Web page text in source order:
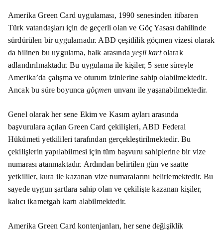
Amerika Green Card uygulaması, 1990 senesinden itibaren
Türk vatandaşları için de geçerli olan ve Göç Yasası dahilinde
sürdürülen bir uygulamadır. ABD çeşitlilik göçmen vizesi olarak
da bilinen bu uygulama, halk arasındayeşil kartolarak
adlandırılmaktadır. Bu uygulama ile kişiler, 5 sene süreyle
Amerika’da çalışma ve oturum izinlerine sahip olabilmektedir.
Ancak bu süre boyunca göçmen unvanı ile yaşanabilmektedir.
Genel olarak her sene Ekim ve Kasım ayları arasında
başvurulara açılan Green Card çekilişleri, ABD Federal
Hükümeti yetkilileri tarafından gerçekleştirilmektedir. Bu
çekilişlerin yapılabilmesi için tüm başvuru sahiplerine bir vize
numarası atanmaktadır. Ardından belirtilen gün ve saatte
yetkililer, kura ile kazanan vize numaralarını belirlemektedir. Bu
sayede uygun şartlara sahip olan ve çekilişte kazanan kişiler,
kalıcı ikametgah kartı alabilmektedir.
Amerika Green Card kontenjanları, her sene değişiklik